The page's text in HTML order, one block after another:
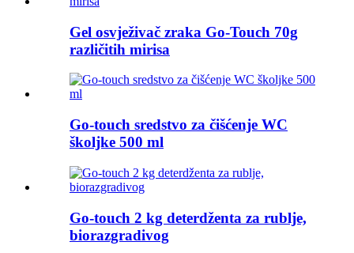
Gel osvježivač zraka Go-Touch 70g
različitih mirisa
Go-touch sredstvo za čišćenje WC
školjke 500 ml
Go-touch 2 kg deterdženta za rublje,
biorazgradivog